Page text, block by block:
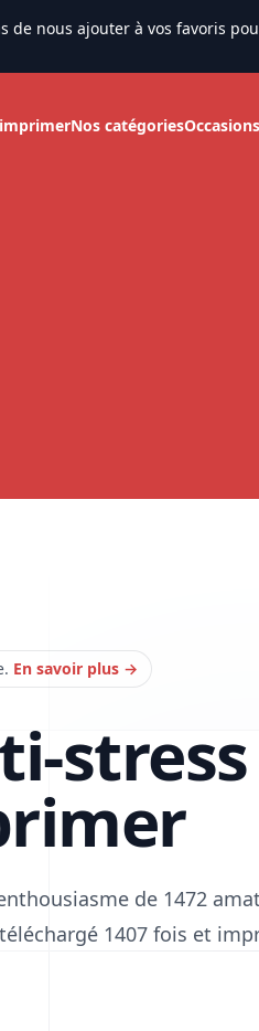
de nous ajouter à vos favoris
Nos catégories
En savoir plus →
stress
de 1472
1407 fois et